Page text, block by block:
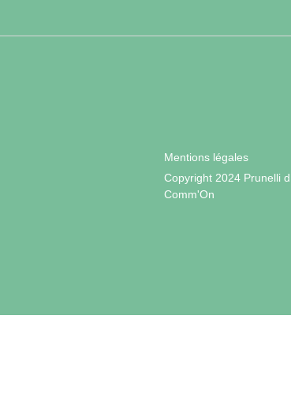
Mentions légales
Copyright 2024 Prunelli
Comm'On